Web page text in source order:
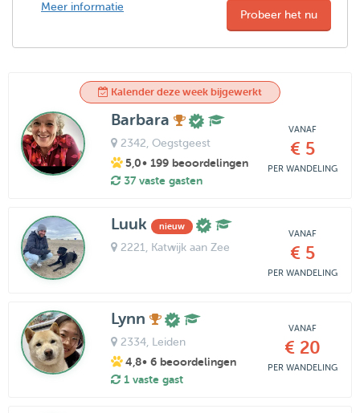
Meer informatie
Probeer het nu
Kalender deze week bijgewerkt
Barbara
2342 , Oegstgeest
5,0• 199 beoordelingen
37 vaste gasten
VANAF
€ 5
PER WANDELING
Luuk nieuw
2221 , Katwijk aan Zee
VANAF
€ 5
PER WANDELING
Lynn
2334, Leiden
4,8• 6 beoordelingen
1 vaste gast
VANAF
€ 20
PER WANDELING